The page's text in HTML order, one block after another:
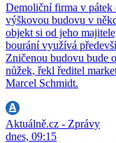
Demoliční firma v pátek
výškovou budovu v
objekt si od jeho
bourání využívá
Zničenou budovu bude
nůžek, řekl ředitel
Marcel Schmidt.
Aktuálně.cz - Zprávy
dnes, 09:15